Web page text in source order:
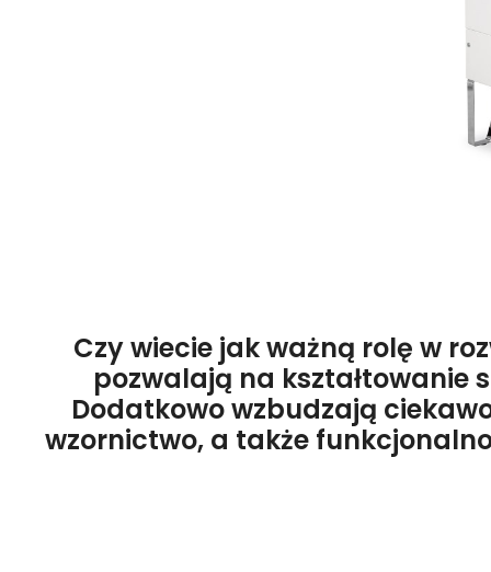
Czy wiecie jak ważną rolę w
pozwalają na kształtowanie
Dodatkowo wzbudzają
wzornictwo, a także